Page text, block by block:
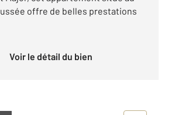
offre de belles prestations
Voir le détail du bien